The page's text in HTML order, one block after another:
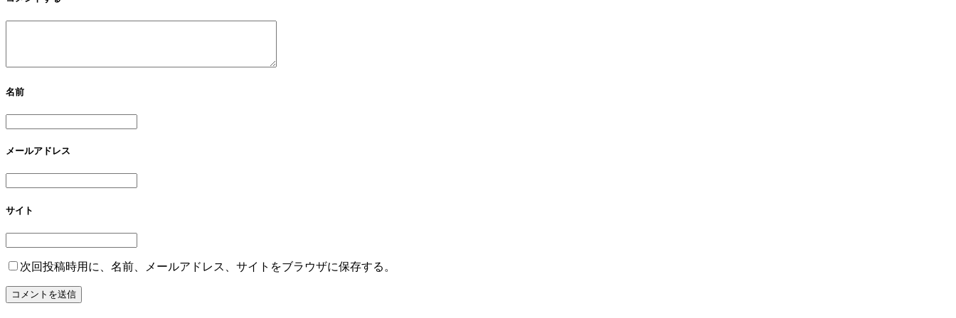
名前
メールアドレス
サイト
次回投稿時用に、名前、メールアドレス、サイトをブラウザに保存する。